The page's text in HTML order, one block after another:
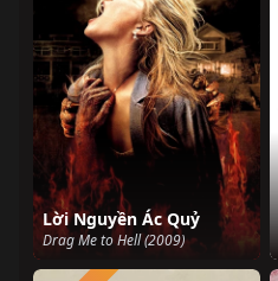
Lời Nguyền Ác Quỷ
Drag Me to Hell (2009)